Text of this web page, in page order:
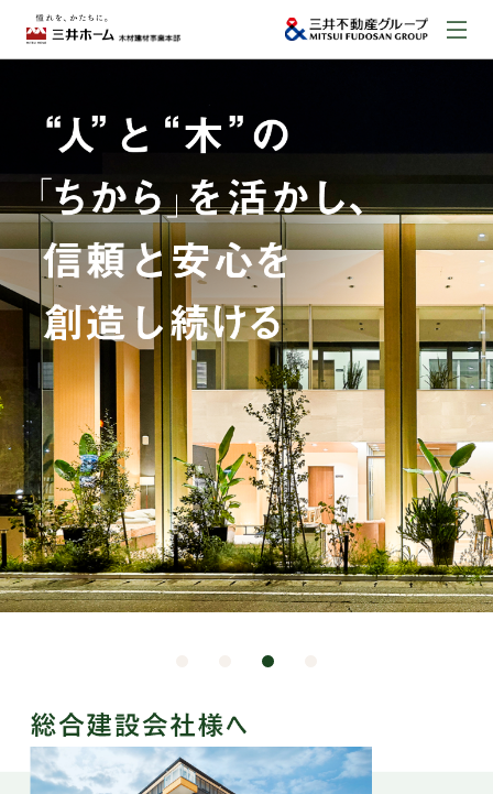
資料請求はこちら
事業本部案内
建築実例
取扱商品
環境・社会への取り組み
モッケン便り